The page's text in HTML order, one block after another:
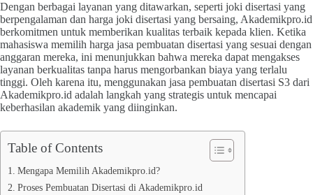
Dengan berbagai layanan yang ditawarkan, seperti joki disertasi yang
berpengalaman dan harga joki disertasi yang bersaing, Akademikpro.id
berkomitmen untuk memberikan kualitas terbaik kepada klien. Ketika
mahasiswa memilih harga jasa pembuatan disertasi yang sesuai dengan
anggaran mereka, ini menunjukkan bahwa mereka dapat mengakses
layanan berkualitas tanpa harus mengorbankan biaya yang terlalu
tinggi. Oleh karena itu, menggunakan jasa pembuatan disertasi S3 dari
Akademikpro.id adalah langkah yang strategis untuk mencapai
keberhasilan akademik yang diinginkan.
Table of Contents
Mengapa Memilih Akademikpro.id?
Proses Pembuatan Disertasi di Akademikpro.id